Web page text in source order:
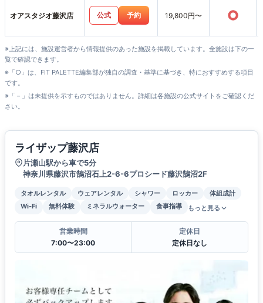
オアスタジオ藤沢店 公式 予約 19,800円〜 ○
※上記には、施設運営者から情報提供のあった施設を掲載しています。全施設は下の一
覧で確認できます。
※「○」は、FIT PALETTE編集部が独自の調査・基準に基づき、特におすすめする項目
です。
※「－」は未提供を示すものではありません。詳細は各施設の公式サイトをご確認くだ
さい。
ライザップ藤沢店
片瀬山駅から車で5分
神奈川県藤沢市鵠沼石上2-6-6プロシード藤沢鵠沼2F
タオルレンタル ウェアレンタル シャワー ロッカー
体組成計
Wi-Fi
無料体験 ミネラルウォーター 食事指導 もっと見る
営業時間
7:00〜23:00
定休日
定休日なし